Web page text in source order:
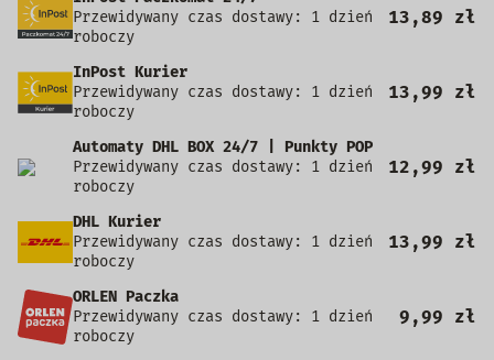
Przewidywany czas dostawy: 1 dzień
roboczy
13,89 zł
InPost Kurier
Przewidywany czas dostawy: 1 dzień
roboczy
13,99 zł
Automaty DHL BOX 24/7 | Punkty POP
Przewidywany czas dostawy: 1 dzień
roboczy
12,99 zł
DHL Kurier
Przewidywany czas dostawy: 1 dzień
roboczy
13,99 zł
ORLEN Paczka
Przewidywany czas dostawy: 1 dzień
roboczy
9,99 zł